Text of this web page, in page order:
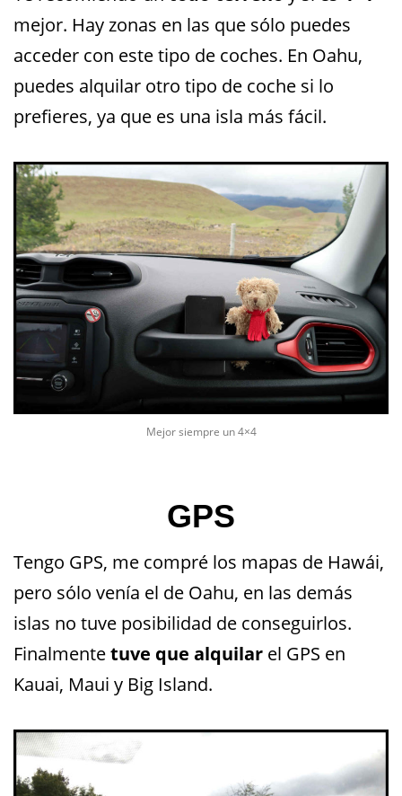
mejor. Hay zonas en las que sólo puedes
acceder con este tipo de coches. En Oahu,
puedes alquilar otro tipo de coche si lo
prefieres, ya que es una isla más fácil.
Mejor siempre un 4×4
GPS
Tengo GPS, me compré los mapas de Hawái,
pero sólo venía el de Oahu, en las demás
islas no tuve posibilidad de conseguirlos.
Finalmentetuve que alquilar el GPS en
Kauai, Maui y Big Island.